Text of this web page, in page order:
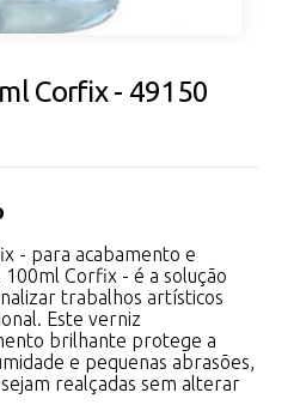
Corfix - 49150
- para acabamento e
Corfix - é a solução
trabalhos artísticos
Este verniz
brilhante protege a
e pequenas abrasões,
realçadas sem alterar